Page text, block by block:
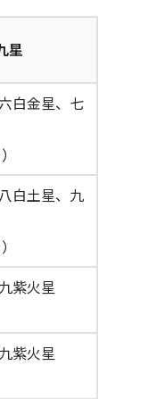
星
白金星、七
白土星、九
紫火星
紫火星